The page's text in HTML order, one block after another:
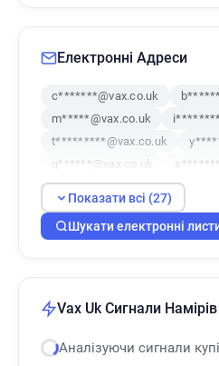
Електронні Адреси
c*******@vax.co.uk
m*****@vax.co.uk
t*********@vax.co.uk
g******@vax.co.uk
x********@vax.co.uk
y**********@vax.co.uk
h*********@vax.co.uk
u************@vax.co.uk
h********@vax.co.uk
Показати всі (27)
Шукати електронні
Vax Uk Сигнали Намірів
Аналізуючи сигнали